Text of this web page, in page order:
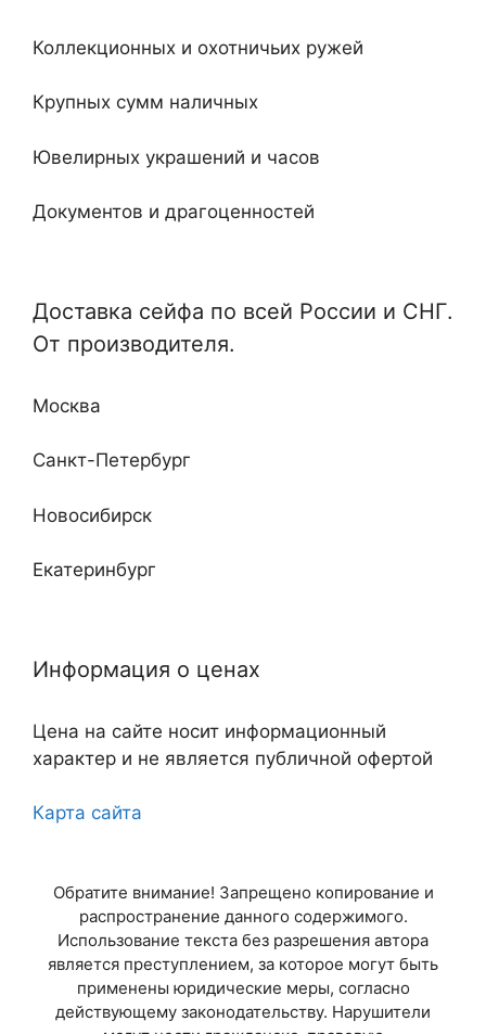
Кабинетные
Недорогие
Коллекционных и охотничьих ружей
Крупных сумм наличных
Ювелирных украшений и часов
Документов и драгоценностей
Отдельные и монтируемые
и огню
Доставка сейфа по всей России и СНГ.
От производителя.
Москва
Санкт-Петербург
Новосибирск
Екатеринбург
Казань
Самара
Ростов-на-Дону
Уфа
Красноярск
Информация о ценах
Цена на сайте носит информационный
характер и не является публичной офертой
Карта сайта
Обратите внимание! Запрещено копирование и
распространение данного содержимого.
Использование текста без разрешения автора
является преступлением, за которое могут быть
применены юридические меры, согласно
действующему законодательству. Нарушители